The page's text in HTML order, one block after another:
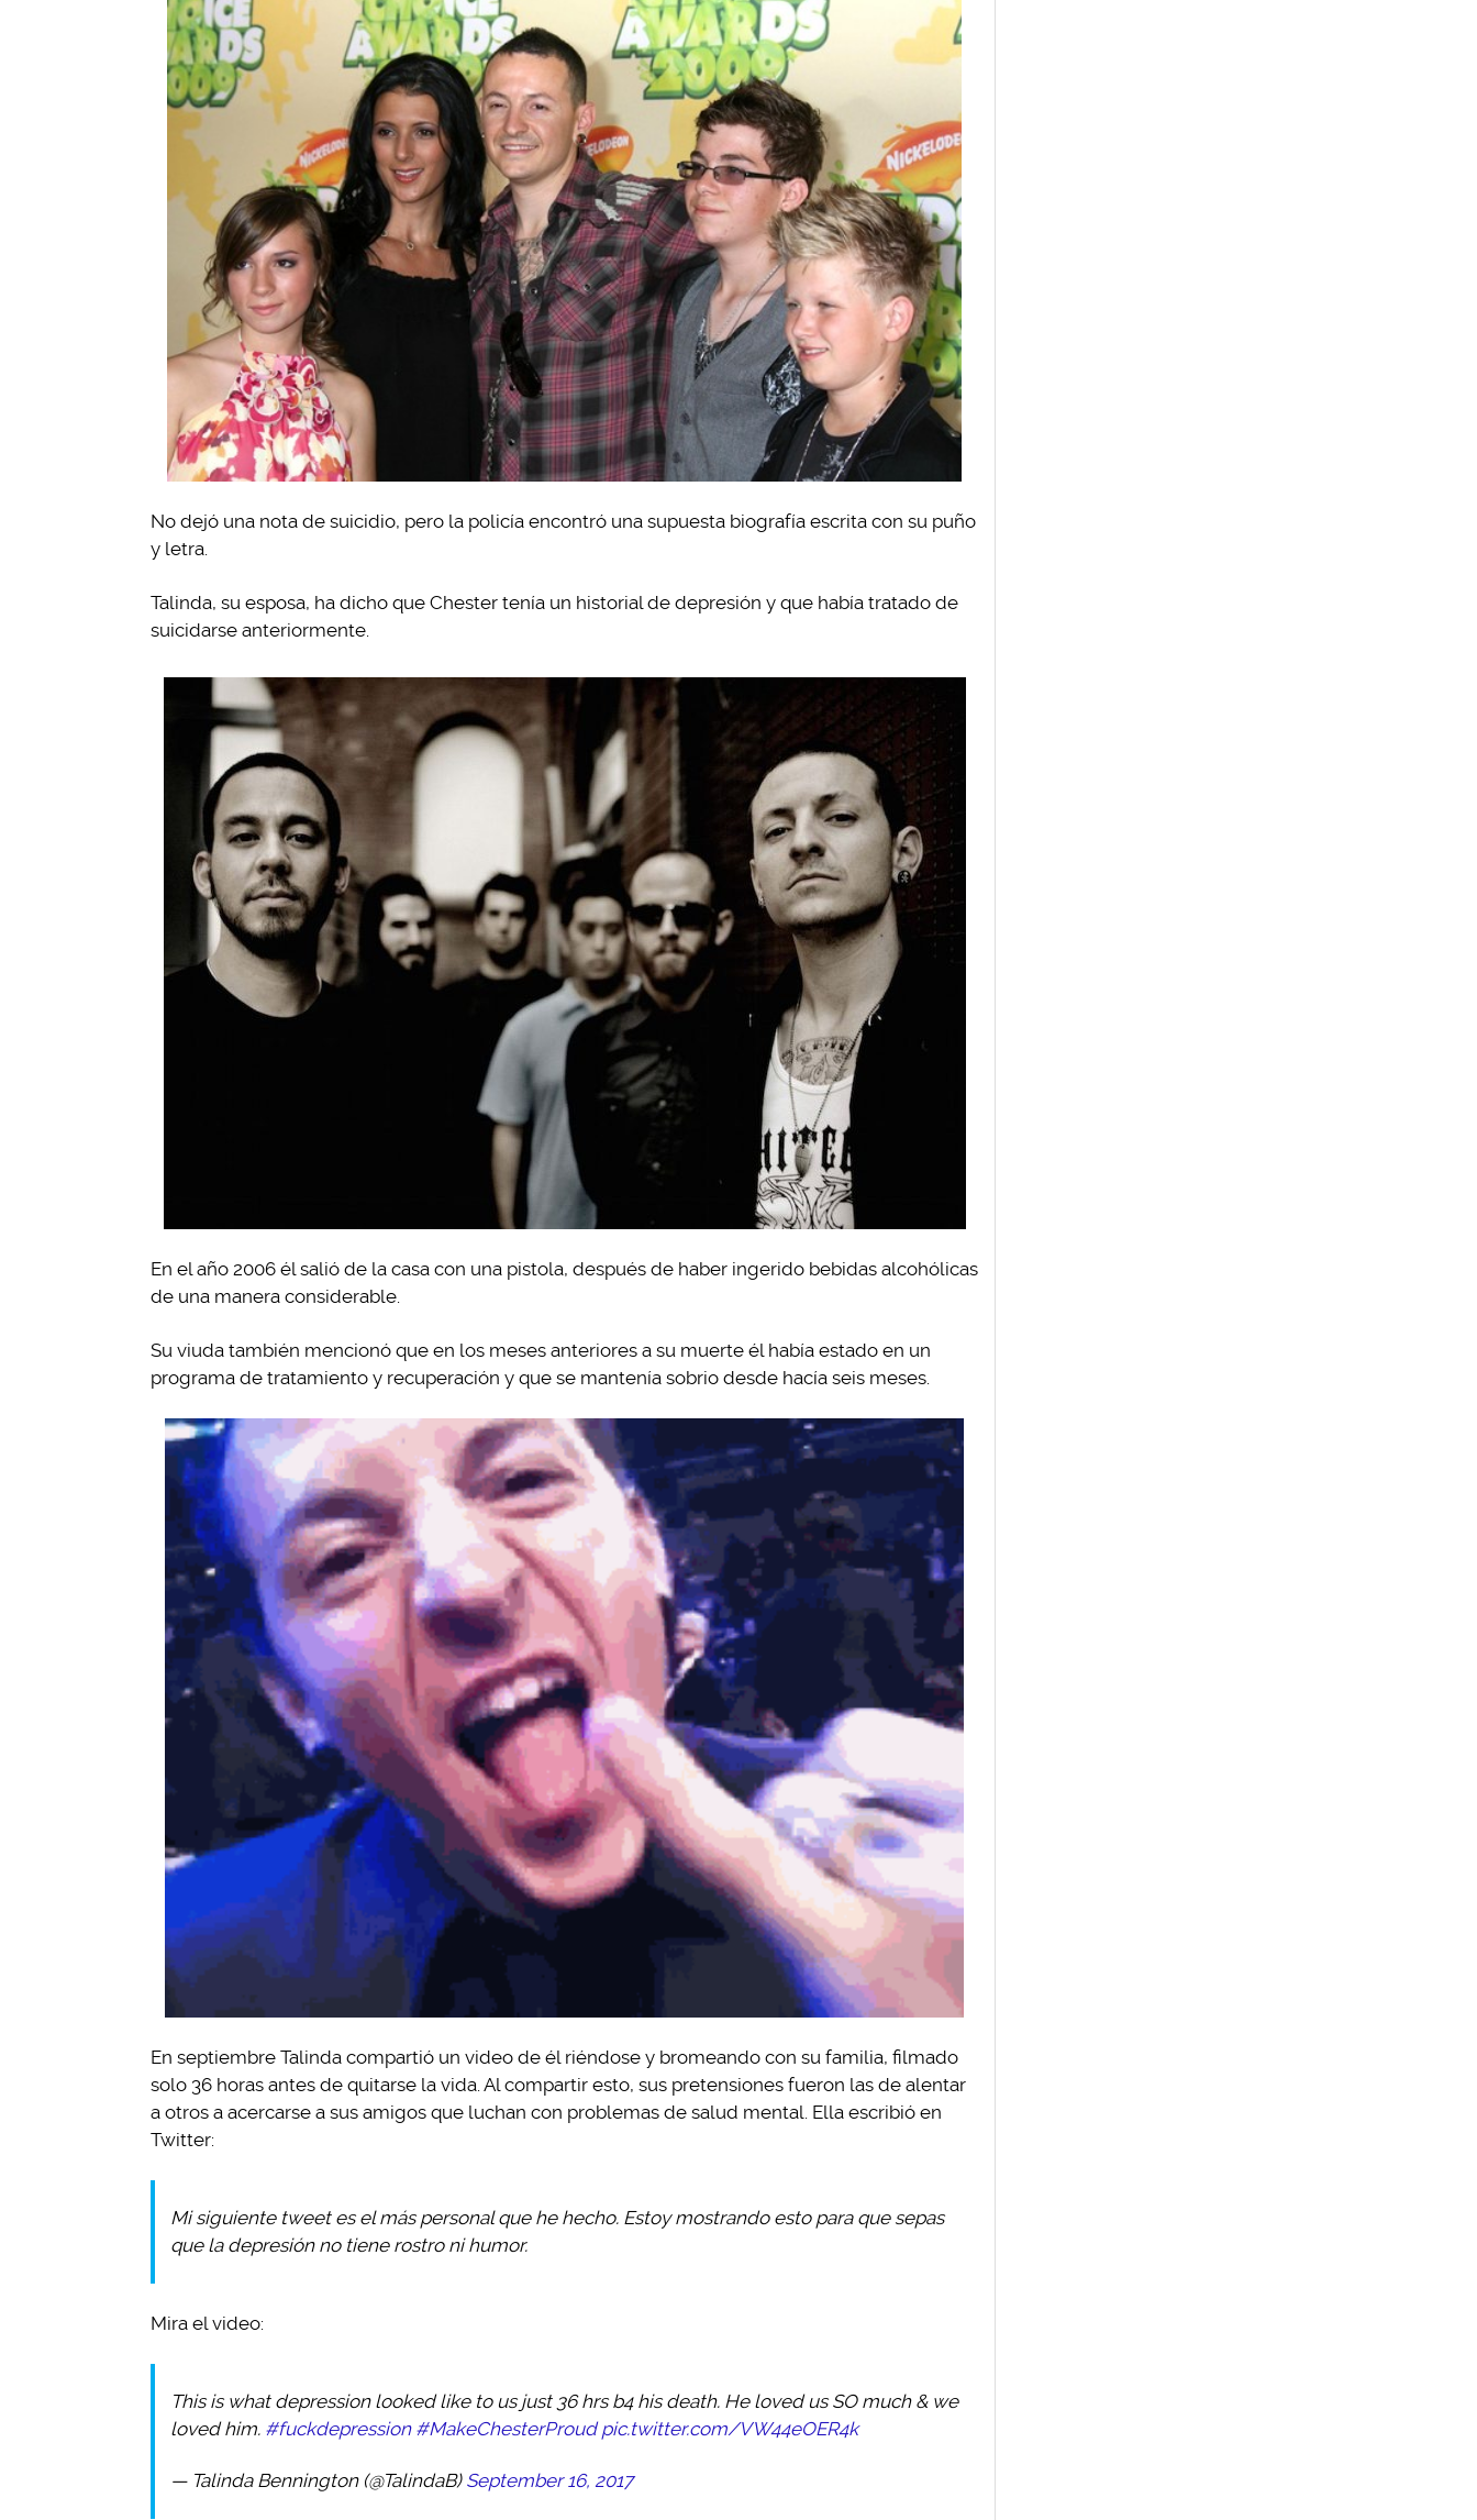
No dejó una nota de suicidio, pero la policía encontró una supuesta biografía escrita con su puño
y letra.
Talinda, su esposa, ha dicho que Chester tenía un historial de depresión y que había tratado de
suicidarse anteriormente.
En el año 2006 él salió de la casa con una pistola, después de haber ingerido bebidas alcohólicas
de una manera considerable.
Su viuda también mencionó que en los meses anteriores a su muerte él había estado en un
programa de tratamiento y recuperación y que se mantenía sobrio desde hacía seis meses.
En septiembre Talinda compartió un video de él riéndose y bromeando con su familia, filmado
solo 36 horas antes de quitarse la vida. Al compartir esto, sus pretensiones fueron las de alentar
a otros a acercarse a sus amigos que luchan con problemas de salud mental. Ella escribió en
Twitter:
Mi siguiente tweet es el más personal que he hecho. Estoy mostrando esto para que sepas
que la depresión no tiene rostro ni humor.
Mira el video:
This is what depression looked like to us just 36 hrs b4 his death. He loved us SO much & we
loved him. #fuckdepression #MakeChesterProud pic.twitter.com/VW44eOER4k
— Talinda Bennington (@TalindaB) September 16, 2017